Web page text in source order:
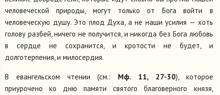
человеческой природы, могут только от Бога войти в
человеческую душу. Это плод Духа, а не наши усилия — хоть
голову разбей, ничего не получится, и никогда без Бога любовь
в сердце не сохранится, и кротости не будет, и
долготерпения, и милосердия.
В евангельском чтении (см.: Мф. 11, 27-30), которое
приурочено ко дню памяти святого благоверного князя,